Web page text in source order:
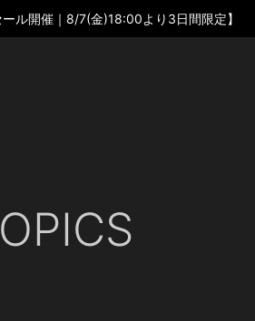
ール開催｜8/7(金)18:00より3日間限定】